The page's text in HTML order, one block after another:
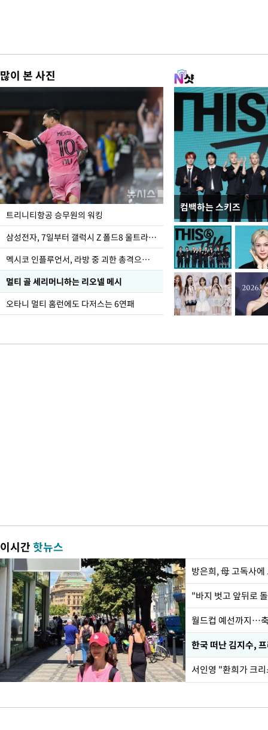
많이 본 사진
트리니티항공 승무원의 워킹
삼성전자, 7일부터 갤럭시 Z 폴드8 울트라·폴드8·플립8 출시
멕시코 인플루언서, 라방 중 괴한 총격으로 사망
멀티 골 세리머니하는 리오넬 메시
오타니 멀티 홈런에도 다저스는 6연패
컴백하는 스키즈
입추 하루 앞둔 전남
폭염
이시간핫뉴스
방은희, 母 고독사
월드컵 예선까지…
한국 떠난 김지수,
서인영 "환희가 크